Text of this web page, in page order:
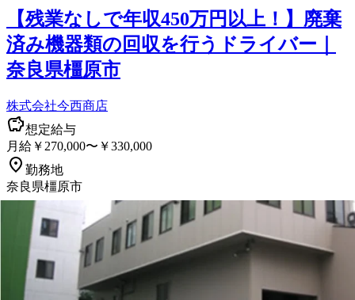
【残業なしで年収450万円以上！】廃棄
済み機器類の回収を行うドライバー｜
奈良県橿原市
株式会社今西商店
想定給与
月給￥270,000〜￥330,000
勤務地
奈良県橿原市